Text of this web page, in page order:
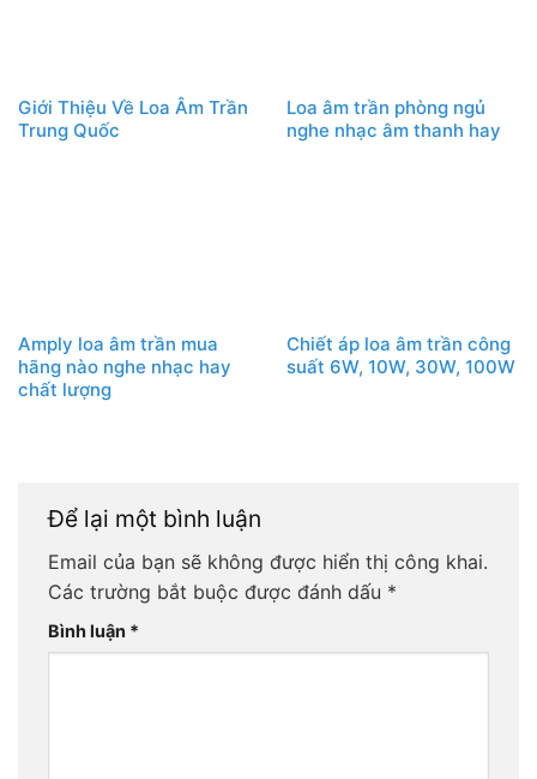
Giới Thiệu Về Loa Âm Trần
Trung Quốc
Loa âm trần phòng ngủ
nghe nhạc âm thanh hay
Amply loa âm trần mua
hãng nào nghe nhạc hay
chất lượng
Chiết áp loa âm trần công
suất 6W, 10W, 30W, 100W
Để lại một bình luận
Email của bạn sẽ không được hiển thị công khai.
Các trường bắt buộc được đánh dấu *
Bình luận *